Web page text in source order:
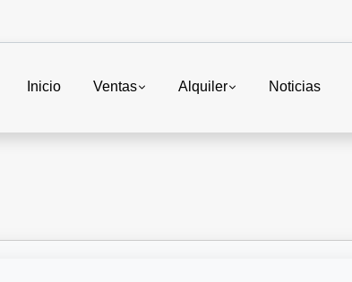
Inicio Ventas Alquiler Noticias